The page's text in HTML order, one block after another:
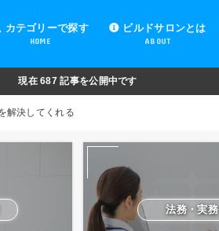
カテゴリーで探す
HOME
ラインサロンの運営
ラインサロンの集客
ラインサロンの紹介
ラインサロンの活用
・実務
ブ動画配信
制作・編集
ュリティ対策
運営
設定
ラインサロンの開設準備
・機材紹介と解説
ビルドサロンとは
ABOUT
現在687 記事を公開中です
解決してくれる
法務・実務